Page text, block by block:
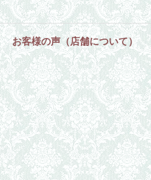
お客様の声（店舗について）